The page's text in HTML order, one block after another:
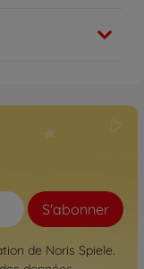
S'abonner
de Noris Spiele.